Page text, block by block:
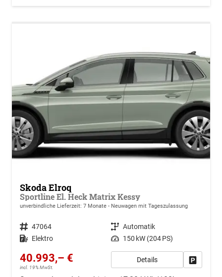
Skoda Elroq
Sportline El. Heck Matrix Kessy
unverbindliche Lieferzeit: 7 Monate Neuwagen mit Tageszulassung
Fahrzeugnr. 47064 Getriebe Automatik
Kraftstoff Elektro Leistung 150 kW (204 PS)
40.993,– €
incl. 19% MwSt.
Details